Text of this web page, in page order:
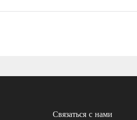
Связаться с нами